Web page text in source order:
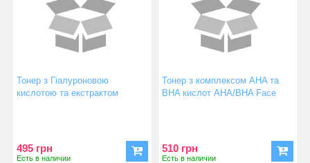
Тонер з Гіалуроновою
кислотою та екстрактом
495 грн
Есть в наличии
Тонер з комплексом AHA та
BHA кислот AHA/BHA Face
510 грн
Есть в наличии